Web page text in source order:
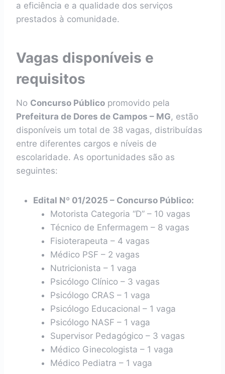
a eficiência e a qualidade dos serviços
prestados à comunidade.
Vagas disponíveis e
requisitos
No Concurso Público promovido pela
Prefeitura de Dores de Campos – MG, estão
disponíveis um total de 38 vagas, distribuídas
entre diferentes cargos e níveis de
escolaridade. As oportunidades são as
seguintes:
Edital Nº 01/2025 – Concurso Público:
Motorista Categoria “D” – 10 vagas
Técnico de Enfermagem – 8 vagas
Fisioterapeuta – 4 vagas
Médico PSF – 2 vagas
Nutricionista – 1 vaga
Psicólogo Clínico – 3 vagas
Psicólogo CRAS – 1 vaga
Psicólogo Educacional – 1 vaga
Psicólogo NASF – 1 vaga
Supervisor Pedagógico – 3 vagas
Médico Ginecologista – 1 vaga
Médico Pediatra – 1 vaga